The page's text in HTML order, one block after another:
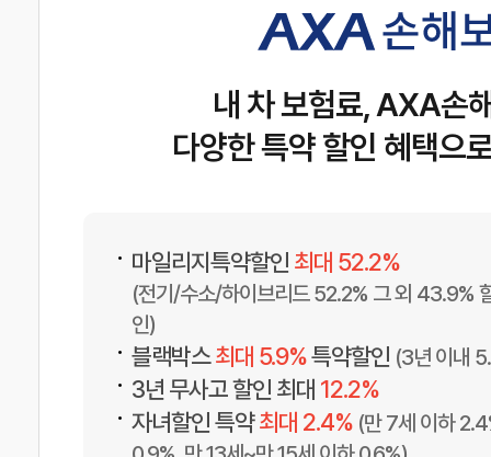
내 차 보험료, AXA손
다양한 특약 할인 혜택으
• 마일리지특약할인 최대 52.2%
(전기/수소/하이브리드 52.2% 그 외 43.9%
인)
• 블랙박스최대 5.9%특약할인 (3년 이내
• 3년 무사고 할인 최대 12.2%
• 자녀할인 특약최대 2.4% (만 7세 이하